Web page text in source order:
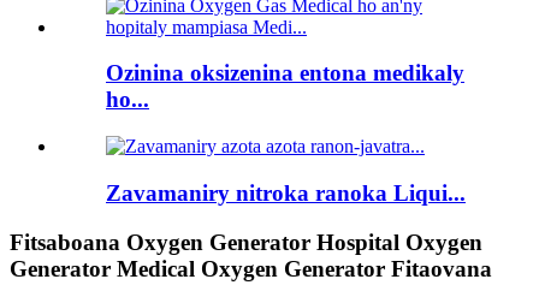
Ozinina oksizenina entona medikaly
ho...
Zavamaniry nitroka ranoka Liqui...
Fitsaboana Oxygen Generator Hospital Oxygen
Generator Medical Oxygen Generator Fitaovana